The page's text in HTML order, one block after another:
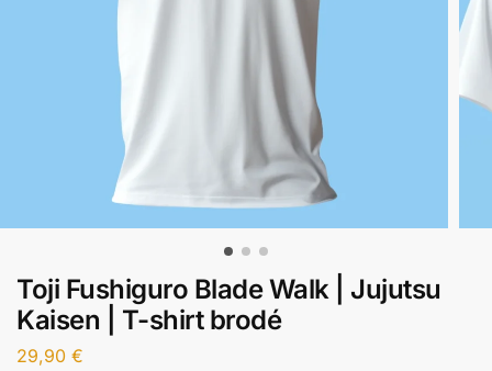
Toji Fushiguro Blade Walk | Jujutsu
Kaisen | T-shirt brodé
29,90 €